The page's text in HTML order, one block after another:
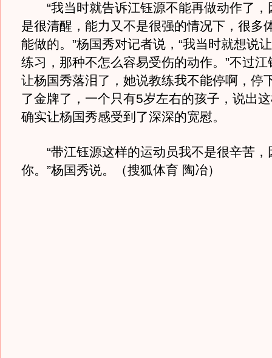
“我当时就告诉江钰源不能再做动作了，
是很清醒，能力又不是很强的情况下，很多
能做的。”杨国秀对记者说，“我当时就想说
练习，那种不怎么容易受伤的动作。”不过
让杨国秀落泪了，她说教练我不能停啊，停
了金牌了，一个只有5岁左右的孩子，说出
确实让杨国秀感受到了深深的宽慰。
“带江钰源这样的运动员我不是很辛苦，
你。”杨国秀说。（搜狐体育 陶冶）